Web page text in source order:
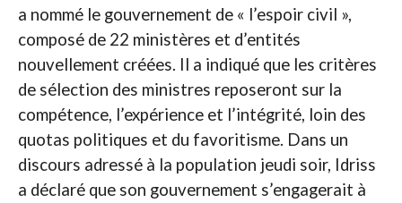
a nommé le gouvernement de « l’espoir civil »,
composé de 22 ministères et d’entités
nouvellement créées. Il a indiqué que les critères
de sélection des ministres reposeront sur la
compétence, l’expérience et l’intégrité, loin des
quotas politiques et du favoritisme. Dans un
discours adressé à la population jeudi soir, Idriss
a déclaré que son gouvernement s’engagerait à